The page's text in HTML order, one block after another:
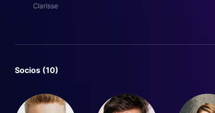
Clarisse
Socios (10)